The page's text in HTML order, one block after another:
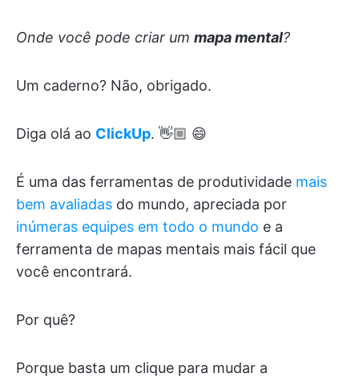
Onde você pode criar um mapa mental?
Um caderno? Não, obrigado.
Diga olá ao ClickUp. 👋🏼 😄
É uma das ferramentas de produtividade mais
bem avaliadas do mundo, apreciada por
inúmeras equipes em todo o mundo e a
ferramenta de mapas mentais mais fácil que
você encontrará.
Por quê?
Porque basta um clique para mudar a